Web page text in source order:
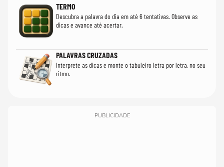
TERMO
Descubra a palavra do dia em até 6 tentativas. Observe as
dicas e avance até acertar.
PALAVRAS CRUZADAS
Interprete as dicas e monte o tabuleiro letra por letra, no seu
ritmo.
PUBLICIDADE